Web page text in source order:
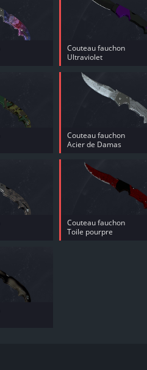
Couteau fauchon
Ultraviolet
Couteau fauchon
Acier de Damas
Couteau fauchon
Toile pourpre